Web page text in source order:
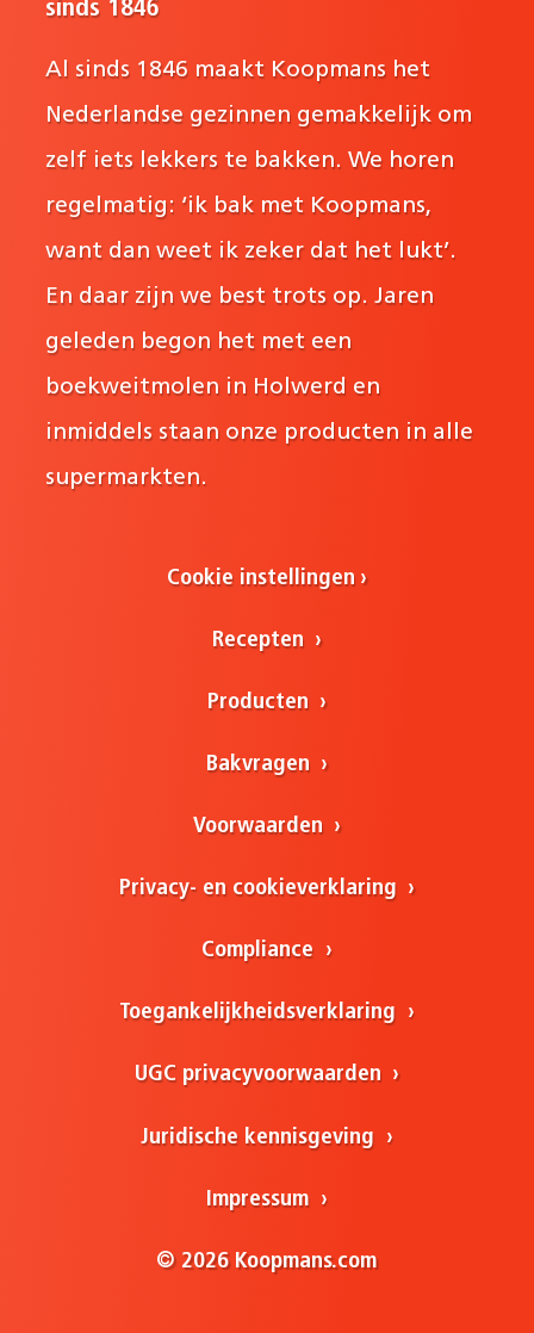
sinds 1846
Al sinds 1846 maakt Koopmans het
Nederlandse gezinnen gemakkelijk om
zelf iets lekkers te bakken. We horen
regelmatig: ‘ik bak met Koopmans,
want dan weet ik zeker dat het lukt’.
En daar zijn we best trots op. Jaren
geleden begon het met een
boekweitmolen in Holwerd en
inmiddels staan onze producten in alle
supermarkten.
Cookie instellingen
Recepten
Producten
Bakvragen
Voorwaarden
Privacy- en cookieverklaring
Compliance
Toegankelijkheidsverklaring
UGC privacyvoorwaarden
Juridische kennisgeving
Impressum
© 2026 Koopmans.com